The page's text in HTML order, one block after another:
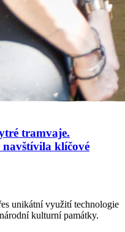
tramvaje.
klíčové
unikátní využití technologie
kulturní památky.